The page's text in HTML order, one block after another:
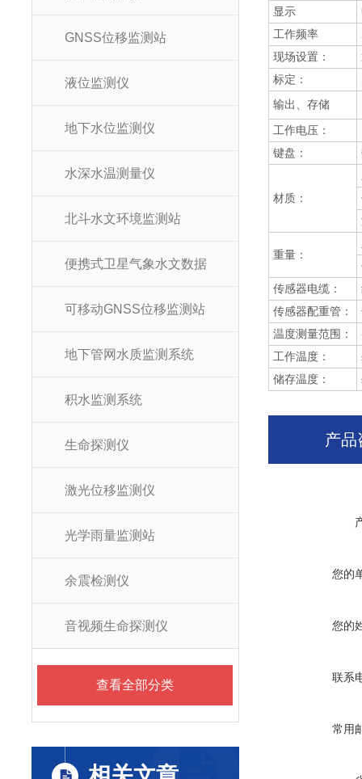
GNSS位移监测站
液位监测仪
地下水位监测仪
水深水温测量仪
北斗水文环境监测站
便携式卫星气象水文数据
可移动GNSS位移监测站
地下管网水质监测系统
积水监测系统
生命探测仪
激光位移监测仪
光学雨量监测站
余震检测仪
音视频生命探测仪
查看全部分类
显示
工作频率
现场设置：
标定：
输出、存储
工作电压：
键盘：
材质：
重量：
传感器电缆：
传感器配重管：
温度测量范围：
工作温度：
储存温度：
产品
您的
您的
联系
常用